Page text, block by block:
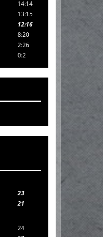
14:14
13:15
12:16
8:20
2:26
0:2
23
21
24